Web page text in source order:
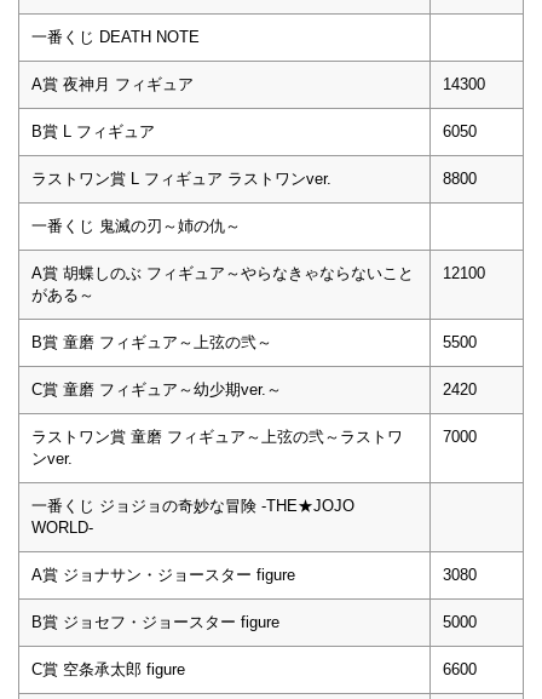
一番くじ DEATH NOTE
A賞 夜神月 フィギュア 14300
B賞 L フィギュア 6050
ラストワン賞 L フィギュア ラストワンver. 8800
一番くじ 鬼滅の刃～姉の仇～
A賞 胡蝶しのぶ フィギュア～やらなきゃならないこと
がある～
12100
B賞 童磨 フィギュア～上弦の弐～ 5500
C賞 童磨 フィギュア～幼少期ver.～ 2420
ラストワン賞 童磨 フィギュア～上弦の弐～ラストワ
ンver.
7000
一番くじ ジョジョの奇妙な冒険 -THE★JOJO
WORLD-
A賞 ジョナサン・ジョースター figure 3080
B賞 ジョセフ・ジョースター figure 5000
C賞 空条承太郎 figure 6600